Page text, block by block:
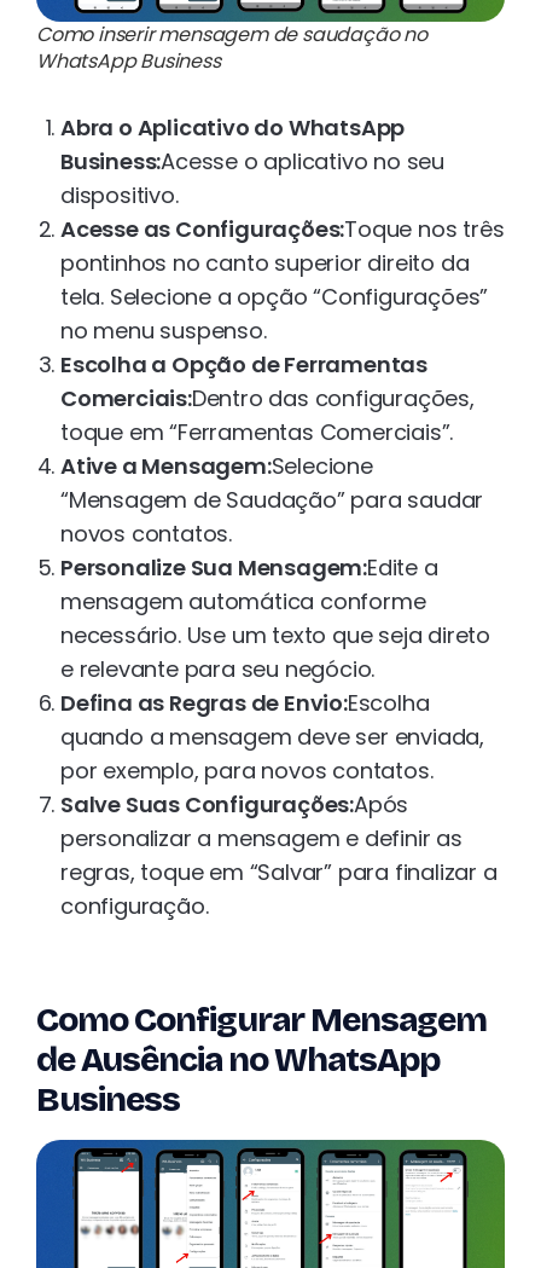
Como inserir mensagem de saudação no
WhatsApp Business
Abra o Aplicativo do WhatsApp
Business:Acesse o aplicativo no seu
dispositivo.
Acesse as Configurações:Toque nos três
pontinhos no canto superior direito da
tela. Selecione a opção “Configurações”
no menu suspenso.
Escolha a Opção de Ferramentas
Comerciais:Dentro das configurações,
toque em “Ferramentas Comerciais”.
Ative a Mensagem:Selecione
“Mensagem de Saudação” para saudar
novos contatos.
Personalize Sua Mensagem:Edite a
mensagem automática conforme
necessário. Use um texto que seja direto
e relevante para seu negócio.
Defina as Regras de Envio:Escolha
quando a mensagem deve ser enviada,
por exemplo, para novos contatos.
Salve Suas Configurações:Após
personalizar a mensagem e definir as
regras, toque em “Salvar” para finalizar a
configuração.
Como Configurar Mensagem
de Ausência no WhatsApp
Business